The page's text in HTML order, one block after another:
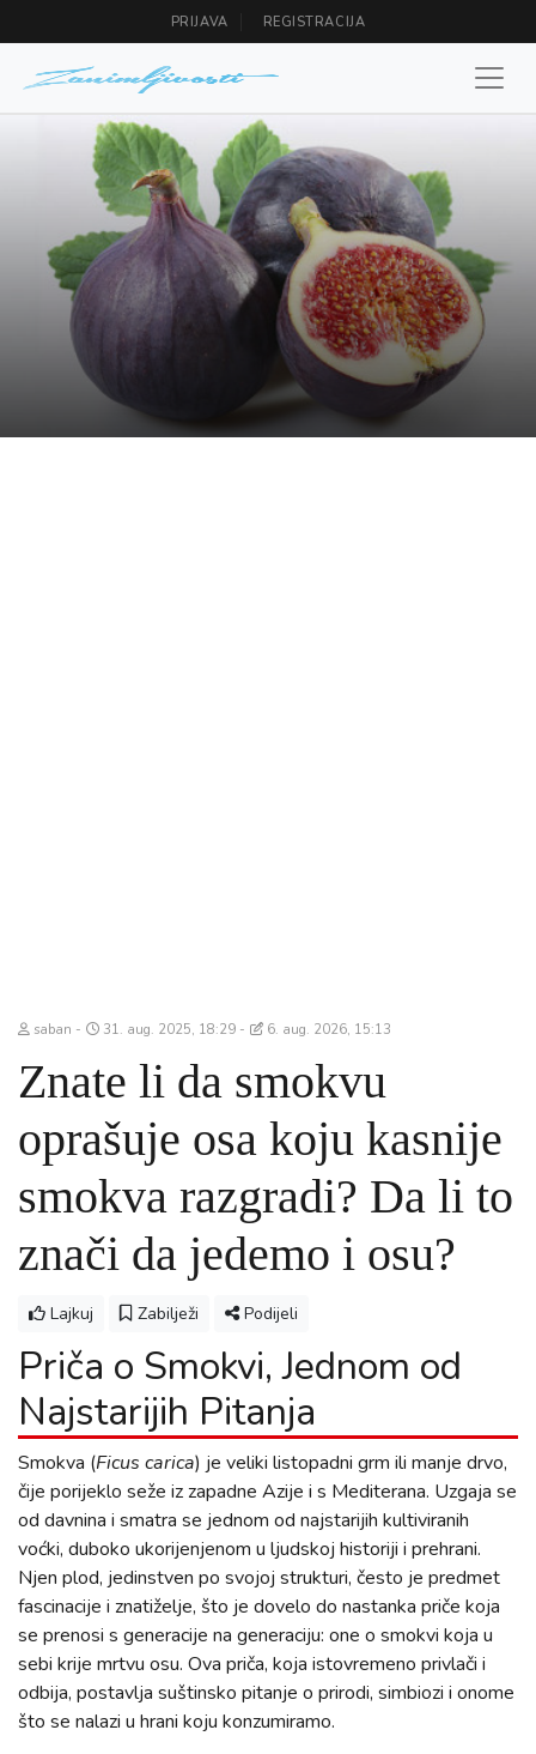
PRIJAVA REGISTRACIJA
saban 31. aug. 2025, 18:29 6. aug. 2026, 15:13
Znate li da smokvu
oprašuje osa koju kasnije
smokva razgradi? Da li to
znači da jedemo i osu?
Lajkuj Zabilježi Podijeli
Priča o Smokvi, Jednom od
Najstarijih Pitanja
Smokva (Ficus carica) je veliki listopadni grm ili manje drvo,
čije porijeklo seže iz zapadne Azije i s Mediterana. Uzgaja se
od davnina i smatra se jednom od najstarijih kultiviranih
voćki, duboko ukorijenjenom u ljudskoj historiji i prehrani.
Njen plod, jedinstven po svojoj strukturi, često je predmet
fascinacije i znatiželje, što je dovelo do nastanka priče koja
se prenosi s generacije na generaciju: one o smokvi koja u
sebi krije mrtvu osu. Ova priča, koja istovremeno privlači i
odbija, postavlja suštinsko pitanje o prirodi, simbiozi i onome
što se nalazi u hrani koju konzumiramo.